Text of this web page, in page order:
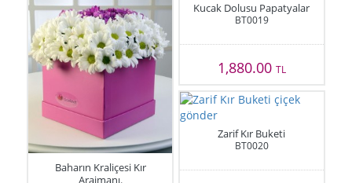
Baharın Kraliçesi Kır
Arajmanı.
Kucak Dolusu Papatyalar
BT0019
1,880.00 TL
Zarif Kır Buketi
BT0020